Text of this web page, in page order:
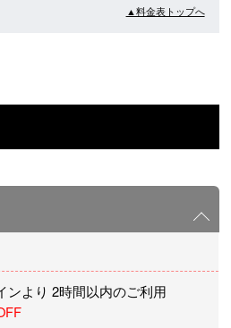
▲料金表トップへ
ンより 2時間以内のご利用